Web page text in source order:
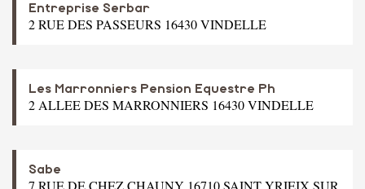
Entreprise Serbar
2 RUE DES PASSEURS 16430 VINDELLE
Les Marronniers Pension Equestre Ph
2 ALLEE DES MARRONNIERS 16430 VINDELLE
Sabe
7 RUE DE CHEZ CHAUNY 16710 SAINT YRIEIX SUR